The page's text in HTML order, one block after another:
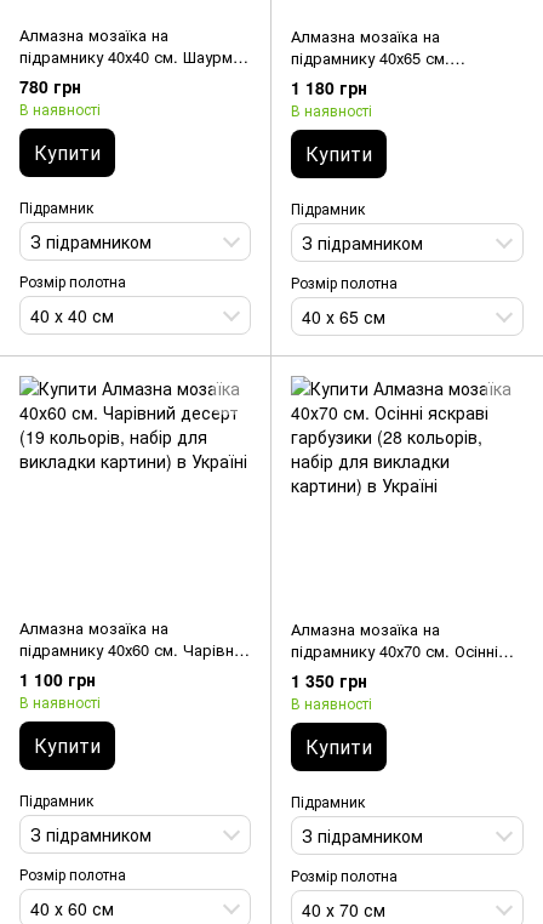
Алмазна мозаїка на
підрамнику 40х40 см. Шаурма
(34 кольорів, набір для
викладки картини)
780 грн
В наявності
Купити
Підрамник
З підрамником
Розмір полотна
40 х 40 см
Алмазна мозаїка на
підрамнику 40х65 см.
Бузковий ранок (34 кольорів,
набір для викладки картини)
1 180 грн
В наявності
Купити
Підрамник
З підрамником
Розмір полотна
40 х 65 см
Алмазна мозаїка на
підрамнику 40х60 см. Чарівний
десерт (19 кольорів, набір
для викладки картини)
1 100 грн
В наявності
Купити
Підрамник
З підрамником
Розмір полотна
40 х 60 см
Алмазна мозаїка на
підрамнику 40х70 см. Осінні
яскраві гарбузики (28
кольорів, набір для викладки
картини)
1 350 грн
В наявності
Купити
Підрамник
З підрамником
Розмір полотна
40 х 70 см